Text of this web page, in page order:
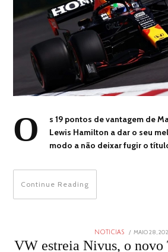
O
s 19 pontos de vantagem de
Lewis Hamilton a dar o seu
modo a não deixar fugir o
Continue Reading
NOTICIAS
POSTED
MAIO 28,
VW estreia Nivus, o novo